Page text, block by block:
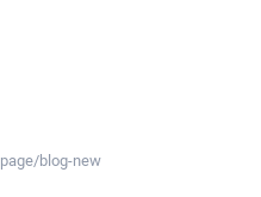
page/blog-new